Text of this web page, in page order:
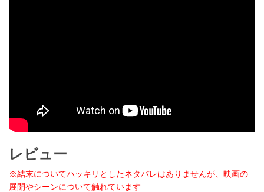
レビュー
※結末についてハッキリとしたネタバレはありませんが、映画の
展開やシーンについて触れています